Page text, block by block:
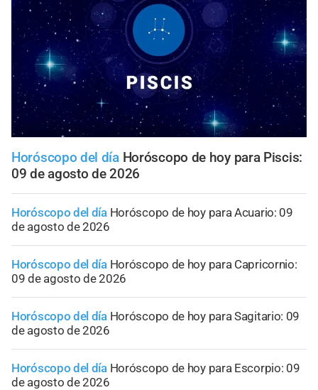
Horóscopo del día Horóscopo de hoy para Piscis:
09 de agosto de 2026
Horóscopo del día Horóscopo de hoy para Acuario: 09
de agosto de 2026
Horóscopo del día Horóscopo de hoy para Capricornio:
09 de agosto de 2026
Horóscopo del día Horóscopo de hoy para Sagitario: 09
de agosto de 2026
Horóscopo del día Horóscopo de hoy para Escorpio: 09
de agosto de 2026